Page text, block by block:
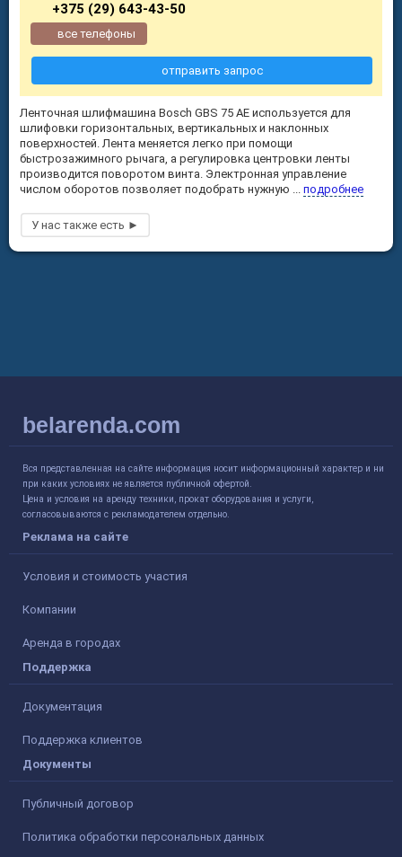
Ленточная шлифмашина Bosch GBS 75 AE используется для
шлифовки горизонтальных, вертикальных и наклонных
поверхностей. Лента меняется легко при помощи
быстрозажимного рычага, а регулировка центровки ленты
производится поворотом винта. Электронная управление
числом оборотов позволяет подобрать нужную ... подробнее
+375 (29) 643-43-50
все телефоны
отправить запрос
belarenda.com
Вся представленная на сайте информация носит информационный характер и ни
при каких условиях не является публичной офертой.
Цена и условия на аренду техники, прокат оборудования и услуги,
согласовываются с рекламодателем отдельно.
Реклама на сайте
Условия и стоимость участия
Компании
Аренда в городах
Поддержка
Документация
Поддержка клиентов
Документы
Публичный договор
Политика обработки персональных данных